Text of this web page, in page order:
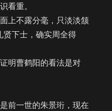
看重。
不露分毫，只淡淡颔
贤下士，确实周全得
曹鹤阳的看法是对
一世的朱景珩，现在